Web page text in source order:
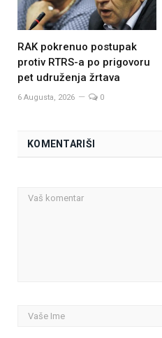
RAK pokrenuo postupak
protiv RTRS-a po prigovoru
pet udruženja žrtava
6 Augusta, 2026 0
KOMENTARIŠI